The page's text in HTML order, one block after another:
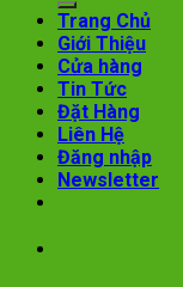
Trang Chủ
Giới Thiệu
Cửa hàng
Tin Tức
Đặt Hàng
Liên Hệ
Đăng nhập
Newsletter